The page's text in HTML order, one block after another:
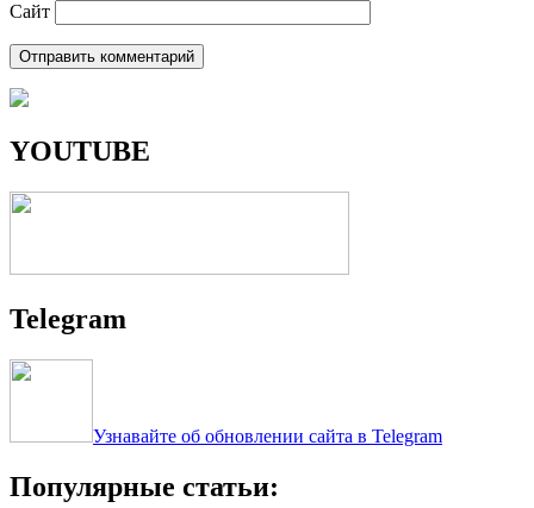
Сайт
YOUTUBE
Telegram
Узнавайте об обновлении сайта в Telegram
Популярные статьи: